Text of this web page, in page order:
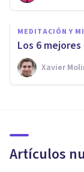
MEDITACIÓN Y
Los 6
Xavier
Artículos